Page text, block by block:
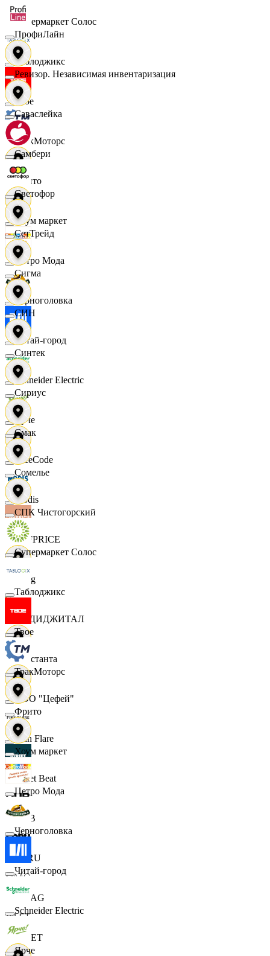
Супермаркет Солос
Таблоджикс
Твое
ТракМоторс
Фрито
Хоум маркет
Цетро Мода
Черноголовка
Читай-город
Schneider Electric
Ярче
FaceCode
Modis
OFFPRICE
string
X5 ДИДЖИТАЛ
Константа
ООО "Цефей"
Finn Flare
Street Beat
DUB
ECRU
MAAG
VILET
ПрофиЛайн
Ревизор. Независимая инвентаризация
Саваслейка
Самбери
Светофор
СетТрейд
Сигма
СИН
Синтек
Сириус
Смак
Сомелье
СПК Чистогорский
Супермаркет Солос
Таблоджикс
Твое
ТракМоторс
Фрито
Хоум маркет
Цетро Мода
Черноголовка
Читай-город
Schneider Electric
Ярче